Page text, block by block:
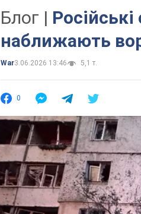
Блог |
наближають
War3.06.2026 13:46 5,1 т.
0